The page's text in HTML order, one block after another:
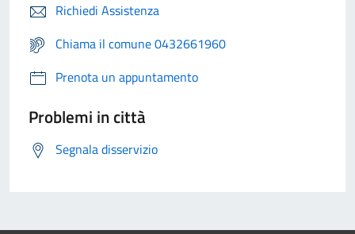
Richiedi Assistenza
Chiama il comune 0432661960
Prenota un appuntamento
Problemi in città
Segnala disservizio